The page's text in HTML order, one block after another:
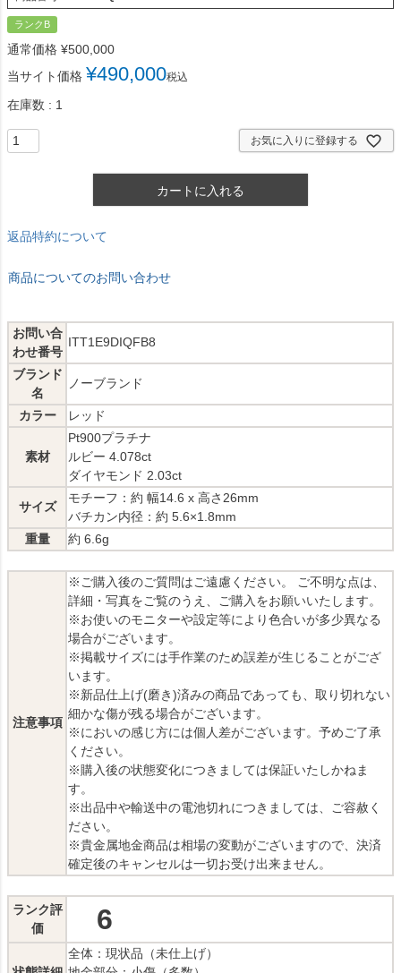
ランクB
通常価格 ¥500,000
当サイト価格 ¥490,000税込
在庫数 1
お気に入りに登録する
カートに入れる
返品特約について
商品についてのお問い合わせ
お問い合
わせ番号
ITT1E9DIQFB8
ブランド
名
ノーブランド
カラー レッド
素材
Pt900プラチナ
ルビー 4.078ct
ダイヤモンド 2.03ct
サイズ
モチーフ：約 幅14.6 x 高さ26mm
バチカン内径：約 5.6×1.8mm
重量
約 6.6g
注意事項
※ご購入後のご質問はご遠慮ください。 ご不明な点は、
詳細・写真をご覧のうえ、ご購入をお願いいたします。
※お使いのモニターや設定等により色合いが多少異なる
場合がございます。
※掲載サイズには手作業のため誤差が生じることがござ
います。
※新品仕上げ(磨き)済みの商品であっても、取り切れない
細かな傷が残る場合がございます。
※においの感じ方には個人差がございます。予めご了承
ください。
※購入後の状態変化につきましては保証いたしかねま
す。
※出品中や輸送中の電池切れにつきましては、ご容赦く
ださい。
※貴金属地金商品は相場の変動がございますので、決済
確定後のキャンセルは一切お受け出来ません。
ランク評
価
6
全体：現状品（未仕上げ）